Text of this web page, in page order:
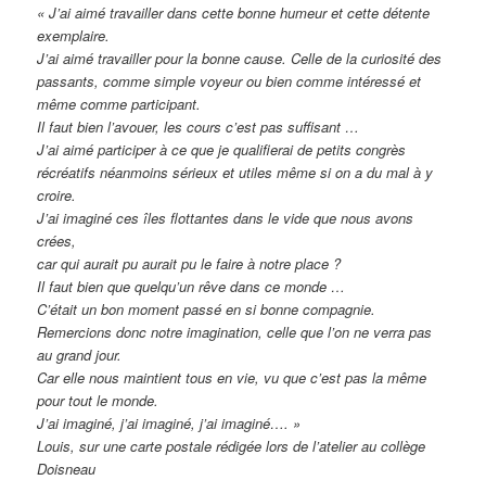
« J’ai aimé travailler dans cette bonne humeur et cette détente
exemplaire.
J’ai aimé travailler pour la bonne cause. Celle de la curiosité des
passants, comme simple voyeur ou bien comme intéressé et
même comme participant.
Il faut bien l’avouer, les cours c’est pas suffisant …
J’ai aimé participer à ce que je qualifierai de petits congrès
récréatifs néanmoins sérieux et utiles même si on a du mal à y
croire.
J’ai imaginé ces îles flottantes dans le vide que nous avons
crées,
car qui aurait pu aurait pu le faire à notre place ?
Il faut bien que quelqu’un rêve dans ce monde …
C’était un bon moment passé en si bonne compagnie.
Remercions donc notre imagination, celle que l’on ne verra pas
au grand jour.
Car elle nous maintient tous en vie, vu que c’est pas la même
pour tout le monde.
J’ai imaginé, j’ai imaginé, j’ai imaginé…. »
Louis, sur une carte postale rédigée lors de l’atelier au collège
Doisneau